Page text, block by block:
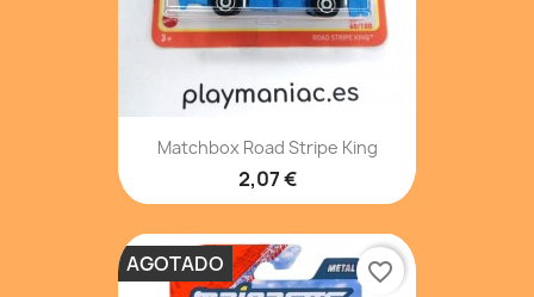
Matchbox Road Stripe King
2,07 €
AGOTADO favorite_border